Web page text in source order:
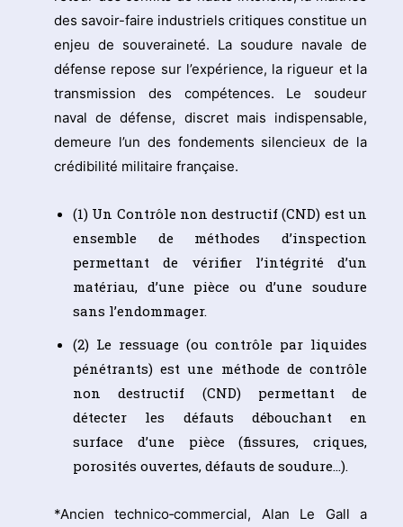
des savoir-faire industriels critiques constitue un
enjeu de souveraineté. La soudure navale de
défense repose sur l’expérience, la rigueur et la
transmission des compétences. Le soudeur
naval de défense, discret mais indispensable,
demeure l’un des fondements silencieux de la
crédibilité militaire française.
(1) Un Contrôle non destructif (CND) est un
ensemble de méthodes d’inspection
permettant de vérifier l’intégrité d’un
matériau, d’une pièce ou d’une soudure
sans l’endommager.
(2) Le ressuage (ou contrôle par liquides
pénétrants) est une méthode de contrôle
non destructif (CND) permettant de
détecter les défauts débouchant en
surface d’une pièce (fissures, criques,
porosités ouvertes, défauts de soudure…).
*Ancien technico‑commercial, Alan Le Gall a